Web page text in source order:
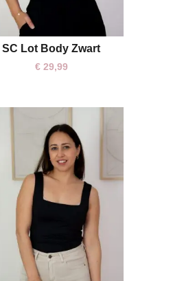
SC Lot Body Zwart
€29,99